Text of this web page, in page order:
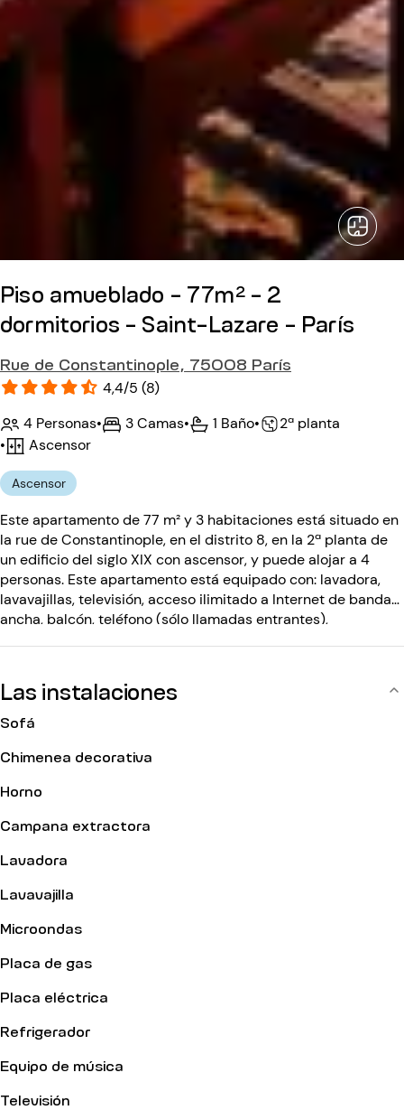
Piso amueblado - 77m² - 2
dormitorios - Saint-Lazare - París
Rue de Constantinople, 75008 París
4,4/5 (8)
4 Personas• 3 Camas• 1 Baño•
2ª planta
•
Ascensor
Ascensor
Este apartamento de 77 m² y 3 habitaciones está situado en
la rue de Constantinople, en el distrito 8, en la 2ª planta de
un edificio del siglo XIX con ascensor, y puede alojar a 4
personas. Este apartamento está equipado con: lavadora,
lavavajillas, televisión, acceso ilimitado a Internet de banda
ancha, balcón, teléfono (sólo llamadas entrantes),
código de entrada, portero automático.
Las instalaciones
Sofá
Chimenea decorativa
Horno
Campana extractora
Lavadora
Lavavajilla
Microondas
Placa de gas
Placa eléctrica
Refrigerador
Equipo de música
Televisión